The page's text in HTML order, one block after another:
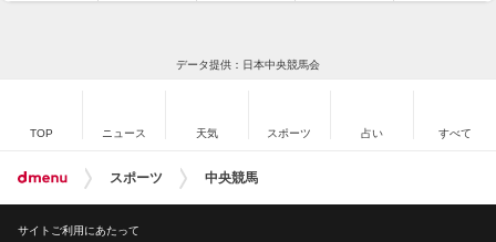
データ提供：日本中央競馬会
TOP ニュース 天気 スポーツ 占い すべて
スポーツ 中央競馬
サイトご利用にあたって